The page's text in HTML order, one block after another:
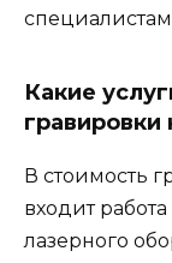
Какие
В стоимость
входит
лазерного